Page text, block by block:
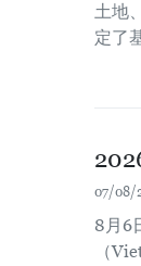
土地
定了
07/08/
8月6
（